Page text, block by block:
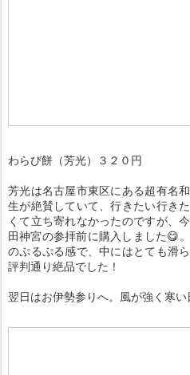
わらび餅（芳光）３２０円
芳光は名古屋市東区にある超有名
生が絶賛していて、行きたい行き
くて立ち寄れなかったのですが、
田神宮の参拝前に購入しました😋
のぷるぷる感で、中にはとても滑
評判通り絶品でした！
翌日はお伊勢参りへ。風が強く寒い